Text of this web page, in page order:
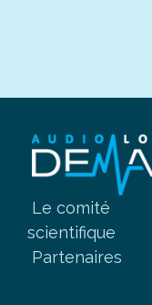
Le comité
scientifique
Partenaires